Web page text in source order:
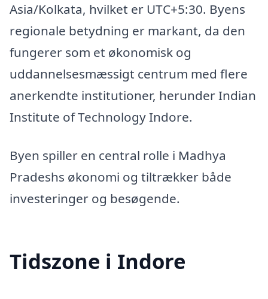
Asia/Kolkata, hvilket er UTC+5:30. Byens
regionale betydning er markant, da den
fungerer som et økonomisk og
uddannelsesmæssigt centrum med flere
anerkendte institutioner, herunder Indian
Institute of Technology Indore.
Byen spiller en central rolle i Madhya
Pradeshs økonomi og tiltrækker både
investeringer og besøgende.
Tidszone i Indore